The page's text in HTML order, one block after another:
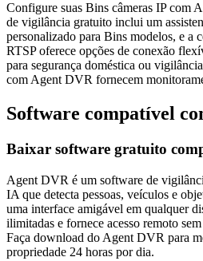
Configure suas Bins câmeras IP com
de vigilância gratuito inclui um
personalizado para Bins modelos, e
RTSP oferece opções de conexão
para segurança doméstica ou
com Agent DVR fornecem
Software compatível
Baixar software gratuito
Agent DVR é um software de
IA que detecta pessoas, veículos e
uma interface amigável em qualquer
ilimitadas e fornece acesso remoto
Faça download do Agent DVR para
propriedade 24 horas por dia.